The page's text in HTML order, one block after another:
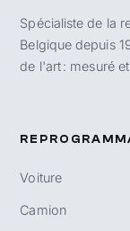
Spécialiste de la
Belgique depuis
de l'art : mesuré
Voiture
Camion